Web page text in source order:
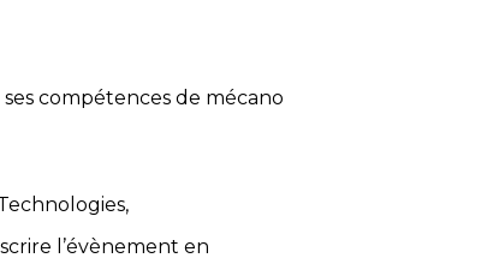
compétences de mécano
l’évènement en